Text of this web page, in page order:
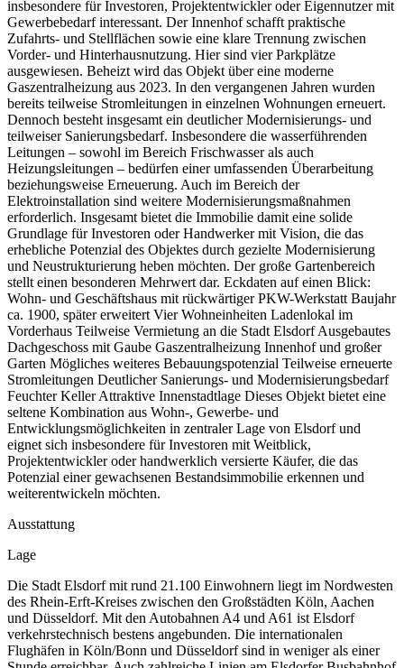
insbesondere für Investoren, Projektentwickler oder Eigennutzer mit
Gewerbebedarf interessant. Der Innenhof schafft praktische
Zufahrts- und Stellflächen sowie eine klare Trennung zwischen
Vorder- und Hinterhausnutzung. Hier sind vier Parkplätze
ausgewiesen. Beheizt wird das Objekt über eine moderne
Gaszentralheizung aus 2023. In den vergangenen Jahren wurden
bereits teilweise Stromleitungen in einzelnen Wohnungen erneuert.
Dennoch besteht insgesamt ein deutlicher Modernisierungs- und
teilweiser Sanierungsbedarf. Insbesondere die wasserführenden
Leitungen – sowohl im Bereich Frischwasser als auch
Heizungsleitungen – bedürfen einer umfassenden Überarbeitung
beziehungsweise Erneuerung. Auch im Bereich der
Elektroinstallation sind weitere Modernisierungsmaßnahmen
erforderlich. Insgesamt bietet die Immobilie damit eine solide
Grundlage für Investoren oder Handwerker mit Vision, die das
erhebliche Potenzial des Objektes durch gezielte Modernisierung
und Neustrukturierung heben möchten. Der große Gartenbereich
stellt einen besonderen Mehrwert dar. Eckdaten auf einen Blick:
Wohn- und Geschäftshaus mit rückwärtiger PKW-Werkstatt Baujahr
ca. 1900, später erweitert Vier Wohneinheiten Ladenlokal im
Vorderhaus Teilweise Vermietung an die Stadt Elsdorf Ausgebautes
Dachgeschoss mit Gaube Gaszentralheizung Innenhof und großer
Garten Mögliches weiteres Bebauungspotenzial Teilweise erneuerte
Stromleitungen Deutlicher Sanierungs- und Modernisierungsbedarf
Feuchter Keller Attraktive Innenstadtlage Dieses Objekt bietet eine
seltene Kombination aus Wohn-, Gewerbe- und
Entwicklungsmöglichkeiten in zentraler Lage von Elsdorf und
eignet sich insbesondere für Investoren mit Weitblick,
Projektentwickler oder handwerklich versierte Käufer, die das
Potenzial einer gewachsenen Bestandsimmobilie erkennen und
weiterentwickeln möchten.
Ausstattung
Lage
Die Stadt Elsdorf mit rund 21.100 Einwohnern liegt im Nordwesten
des Rhein-Erft-Kreises zwischen den Großstädten Köln, Aachen
und Düsseldorf. Mit den Autobahnen A4 und A61 ist Elsdorf
verkehrstechnisch bestens angebunden. Die internationalen
Flughäfen in Köln/Bonn und Düsseldorf sind in weniger als einer